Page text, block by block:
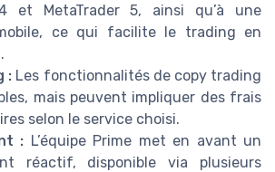
4 et MetaTrader 5, ainsi qu’à une
ce qui facilite le trading en
: Les fonctionnalités de copy trading
mais peuvent impliquer des frais
selon le service choisi.
: L’équipe Prime met en avant un
réactif, disponible via plusieurs